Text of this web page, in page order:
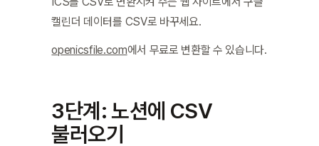
캘린더 데이터를 CSV로 바꾸세요.
openicsfile.com에서 무료로 변환할 수 있습니다.
3단계: 노션에 CSV
불러오기